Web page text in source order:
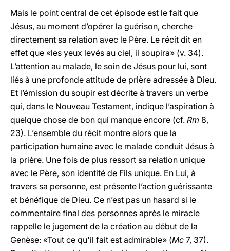
Mais le point central de cet épisode est le fait que
Jésus, au moment d’opérer la guérison, cherche
directement sa relation avec le Père. Le récit dit en
effet que «les yeux levés au ciel, il soupira» (v. 34).
L’attention au malade, le soin de Jésus pour lui, sont
liés à une profonde attitude de prière adressée à Dieu.
Et l’émission du soupir est décrite à travers un verbe
qui, dans le Nouveau Testament, indique l’aspiration à
quelque chose de bon qui manque encore (cf. Rm 8,
23). L’ensemble du récit montre alors que la
participation humaine avec le malade conduit Jésus à
la prière. Une fois de plus ressort sa relation unique
avec le Père, son identité de Fils unique. En Lui, à
travers sa personne, est présente l’action guérissante
et bénéfique de Dieu. Ce n’est pas un hasard si le
commentaire final des personnes après le miracle
rappelle le jugement de la création au début de la
Genèse: «Tout ce qu'il fait est admirable» (Mc 7, 37).